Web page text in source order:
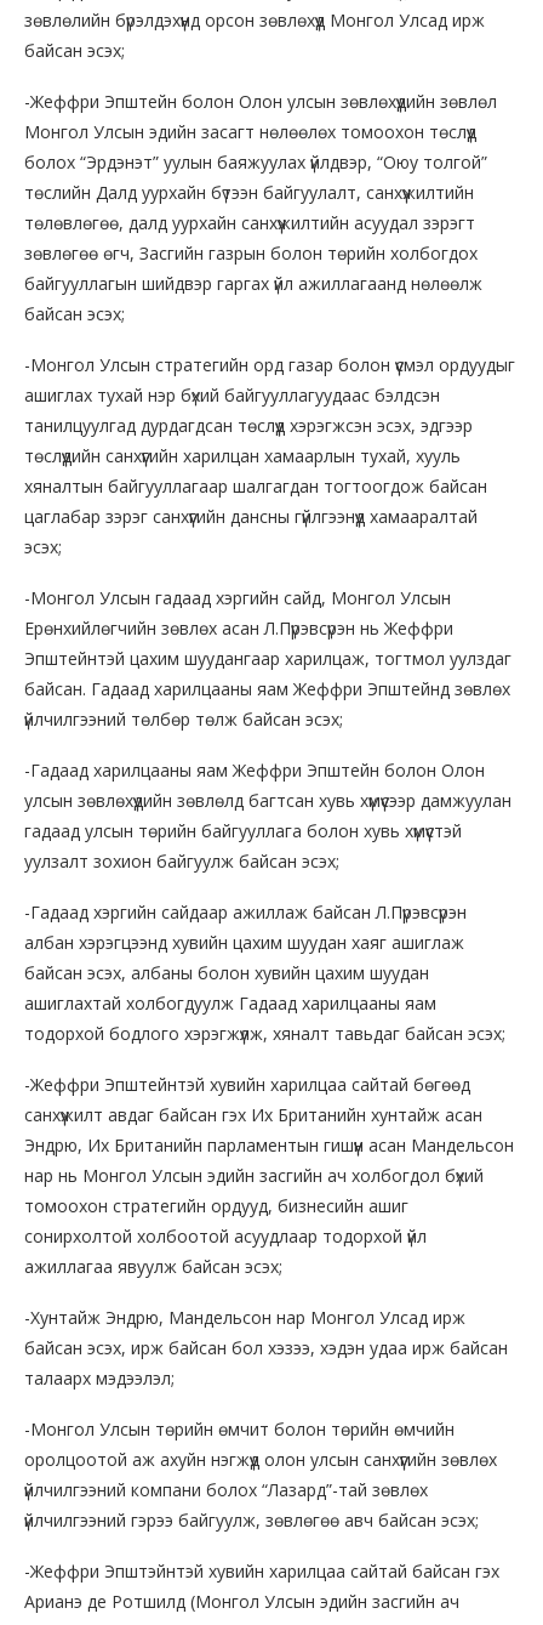
зөвлөлийн бүрэлдэхүүнд орсон зөвлөхүүд Монгол Улсад ирж
байсан эсэх;
-Жеффри Эпштейн болон Олон улсын зөвлөхүүдийн зөвлөл
Монгол Улсын эдийн засагт нөлөөлөх томоохон төслүүд
болох “Эрдэнэт” уулын баяжуулах үйлдвэр, “Оюу толгой”
төслийн Далд уурхайн бүтээн байгуулалт, санхүүжилтийн
төлөвлөгөө, далд уурхайн санхүүжилтийн асуудал зэрэгт
зөвлөгөө өгч, Засгийн газрын болон төрийн холбогдох
байгууллагын шийдвэр гаргах үйл ажиллагаанд нөлөөлж
байсан эсэх;
-Монгол Улсын стратегийн орд газар болон үүсмэл ордуудыг
ашиглах тухай нэр бүхий байгууллагуудаас бэлдсэн
танилцуулгад дурдагдсан төслүүд хэрэгжсэн эсэх, эдгээр
төслүүдийн санхүүгийн харилцан хамаарлын тухай, хууль
хяналтын байгууллагаар шалгагдан тогтоогдож байсан
цаглабар зэрэг санхүүгийн дансны гүйлгээнүүд хамааралтай
эсэх;
-Монгол Улсын гадаад хэргийн сайд, Монгол Улсын
Ерөнхийлөгчийн зөвлөх асан Л.Пүрэвсүрэн нь Жеффри
Эпштейнтэй цахим шуудангаар харилцаж, тогтмол уулздаг
байсан. Гадаад харилцааны яам Жеффри Эпштейнд зөвлөх
үйлчилгээний төлбөр төлж байсан эсэх;
-Гадаад харилцааны яам Жеффри Эпштейн болон Олон
улсын зөвлөхүүдийн зөвлөлд багтсан хувь хүмүүсээр дамжуулан
гадаад улсын төрийн байгууллага болон хувь хүмүүстэй
уулзалт зохион байгуулж байсан эсэх;
-Гадаад хэргийн сайдаар ажиллаж байсан Л.Пүрэвсүрэн
албан хэрэгцээнд хувийн цахим шуудан хаяг ашиглаж
байсан эсэх, албаны болон хувийн цахим шуудан
ашиглахтай холбогдуулж Гадаад харилцааны яам
тодорхой бодлого хэрэгжүүлж, хяналт тавьдаг байсан эсэх;
-Жеффри Эпштейнтэй хувийн харилцаа сайтай бөгөөд
санхүүжилт авдаг байсан гэх Их Британийн хунтайж асан
Эндрю, Их Британийн парламентын гишүүн асан Мандельсон
нар нь Монгол Улсын эдийн засгийн ач холбогдол бүхий
томоохон стратегийн ордууд, бизнесийн ашиг
сонирхолтой холбоотой асуудлаар тодорхой үйл
ажиллагаа явуулж байсан эсэх;
-Хунтайж Эндрю, Мандельсон нар Монгол Улсад ирж
байсан эсэх, ирж байсан бол хэзээ, хэдэн удаа ирж байсан
талаарх мэдээлэл;
-Монгол Улсын төрийн өмчит болон төрийн өмчийн
оролцоотой аж ахуйн нэгжүүд олон улсын санхүүгийн зөвлөх
үйлчилгээний компани болох “Лазард”-тай зөвлөх
үйлчилгээний гэрээ байгуулж, зөвлөгөө авч байсан эсэх;
-Жеффри Эпштэйнтэй хувийн харилцаа сайтай байсан гэх
Арианэ де Ротшилд (Монгол Улсын эдийн засгийн ач